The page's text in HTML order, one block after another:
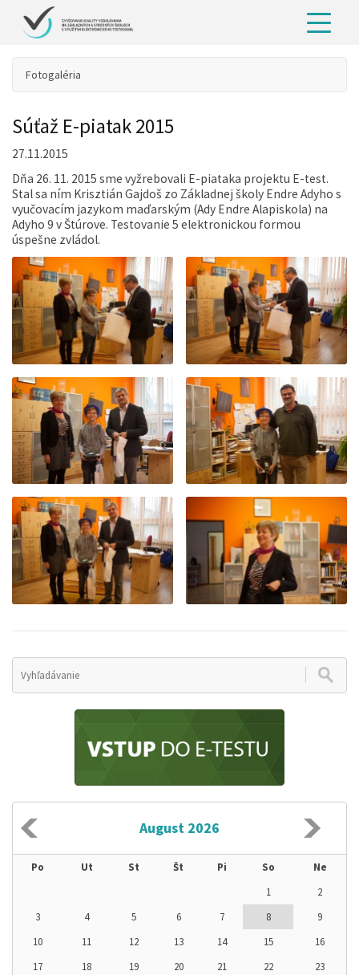
Fotogaléria
Súťaž E-piatak 2015
27.11.2015
Dňa 26. 11. 2015 sme vyžrebovali E-piataka projektu E-test.
Stal sa ním Krisztián Gajdoš zo Základnej školy Endre Adyho s
vyučovacím jazykom maďarským (Ady Endre Alapiskola) na
Adyho 9 v Štúrove. Testovanie 5 elektronickou formou
úspešne zvládol.
August 2026
Po Ut St Št Pi So
Ne
1
2
3
4 5 6 7 8
9
10
11 12 13 14 15
16
17
18 19 20 21 22
23